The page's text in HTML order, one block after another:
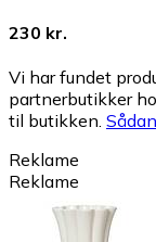
230 kr.
Vi har fundet
partnerbutikker
til butikken.
Reklame
Reklame